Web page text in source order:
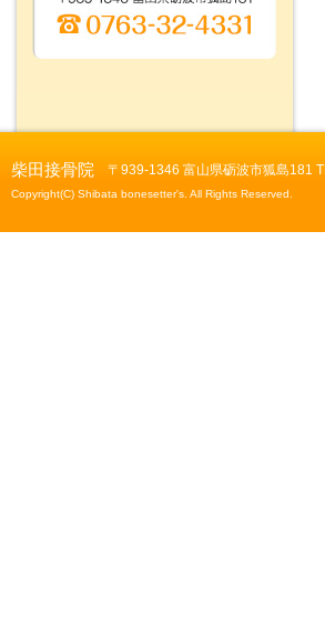
柴田接骨院 〒939-1346 富山県砺波市狐島181
Copyright(C) Shibata bonesetter's. All Rights Reserved.